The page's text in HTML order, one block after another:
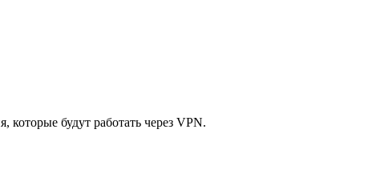
будут работать через VPN.